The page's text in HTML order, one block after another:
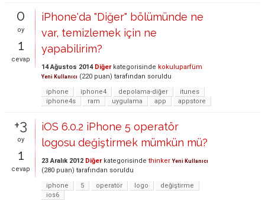
0
oy
1
cevap
iPhone'da "Diğer" bölümünde ne
var, temizlemek için ne
yapabilirim?
14 Ağustos 2014 Diğerkategorisinde kokuluparfüm
Yeni Kullanıcı (220 puan) tarafından soruldu
iphone
iphone4 depolama-diğer
itunes
iphone4s
ram uygulama app appstore
+3
oy
1
cevap
iOS 6.0.2 iPhone 5 operatör
logosu değiştirmek mümkün mü?
23 Aralık 2012 Diğerkategorisinde thinker Yeni Kullanıcı
(280 puan) tarafından soruldu
iphone
5 operatör logo
değiştirme
ios6